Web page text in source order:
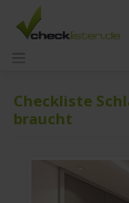
Zum
springen
Checkliste
braucht